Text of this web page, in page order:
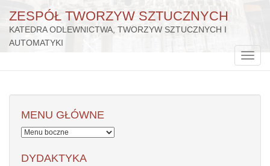
Przejdź
ZESPÓŁ TWORZYW SZTUCZNYCH
KATEDRA ODLEWNICTWA, TWORZYW SZTUCZNYCH I
AUTOMATYKI
Toggle
MENU GŁÓWNE
DYDAKTYKA